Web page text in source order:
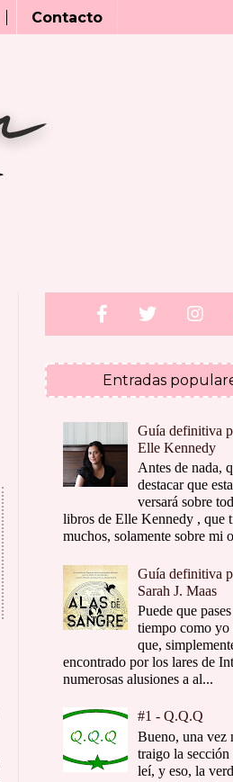
Contacto
Entradas
Guía definitiva
Elle Kennedy
Antes de nada,
destacar que
versará sobre
libros de Elle Kennedy , que
muchos, solamente sobre mi
Guía definitiva
Sarah J. Maas
Puede que
tiempo como
que,
encontrado por los lares de
numerosas alusiones a al...
#1 - Q.Q.Q
Bueno, una vez
traigo la sección
leí, y eso, la